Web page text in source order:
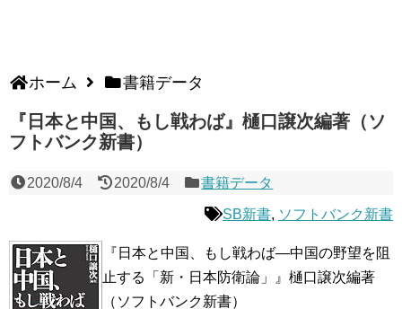
ホーム 書籍データ
『日本と中国、もし戦わば』樋口譲次編著（ソ
フトバンク新書）
2020/8/4 2020/8/4 書籍データ
SB新書, ソフトバンク新書
『日本と中国、もし戦わば―中国の野望を阻
止する「新・日本防衛論」』樋口譲次編著
（ソフトバンク新書）